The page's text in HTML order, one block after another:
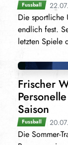
Fussball
Die sportliche
endlich fest.
letzten Spiele
Frischer
Saison
Fussball
Die Sommer-